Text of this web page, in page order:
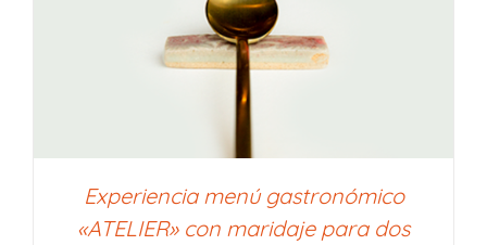
Experiencia menú gastronómico
«ATELIER» con maridaje para dos